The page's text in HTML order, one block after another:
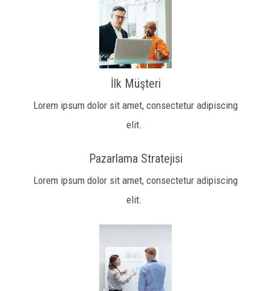
İlk Müşteri
Lorem ipsum dolor sit amet, consectetur adipiscing
elit.
Pazarlama Stratejisi
Lorem ipsum dolor sit amet, consectetur adipiscing
elit.